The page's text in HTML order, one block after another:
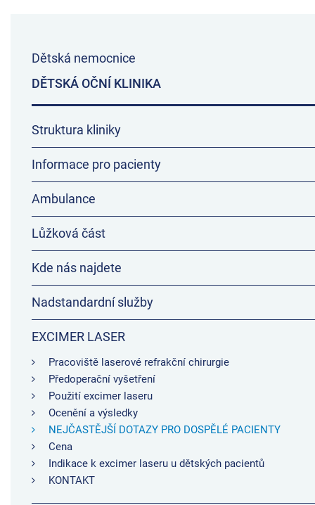
Dětská nemocnice
DĚTSKÁ OČNÍ KLINIKA
Struktura kliniky
Informace pro pacienty
Ambulance
Lůžková část
Kde nás najdete
Nadstandardní služby
EXCIMER LASER
Pracoviště laserové refrakční chirurgie
Předoperační vyšetření
Použití excimer laseru
Ocenění a výsledky
NEJČASTĚJŠÍ DOTAZY PRO DOSPĚLÉ PACIENTY
Cena
Indikace k excimer laseru u dětských pacientů
KONTAKT